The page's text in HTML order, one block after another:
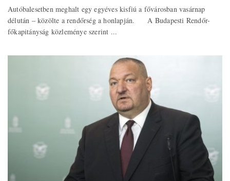
Autóbalesetben meghalt egy egyéves kisfiú a fővárosban vasárnap
délután – közölte a rendőrség a honlapján. A Budapesti Rendőr-
főkapitányság közleménye szerint ...